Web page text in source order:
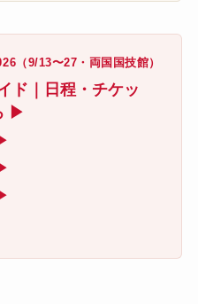
（9/13〜27・両国国技館）
ド｜日程・チケッ
▶